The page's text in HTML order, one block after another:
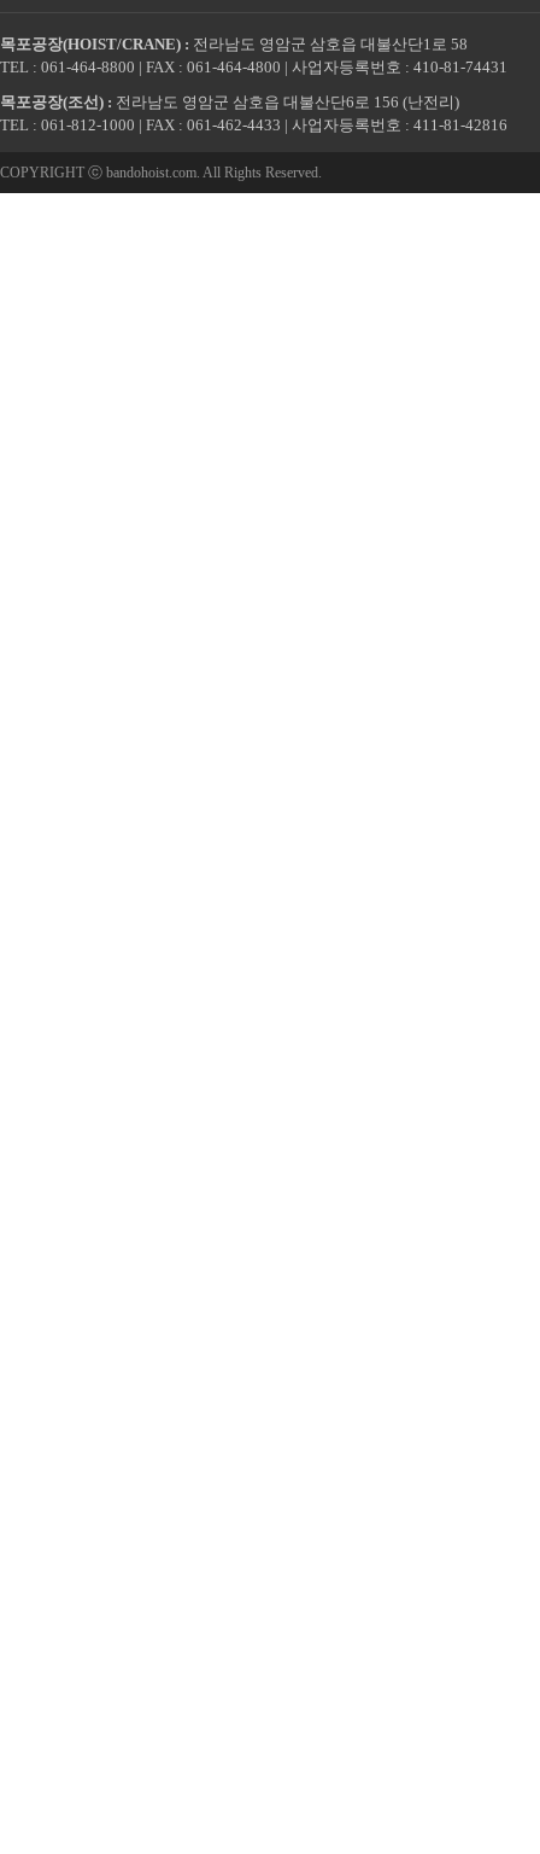
목포공장(HOIST/CRANE) : 전라남도 영암군 삼호읍 대불산단1로 58
TEL : 061-464-8800 | FAX : 061-464-4800 | 사업자등록번호 : 410-81-74431
목포공장(조선) : 전라남도 영암군 삼호읍 대불산단6로 156 (난전리)
TEL : 061-812-1000 | FAX : 061-462-4433 | 사업자등록번호 : 411-81-42816
COPYRIGHT ⓒ bandohoist.com. All Rights Reserved.